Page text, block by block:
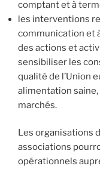
comptant et à
les interventions
communication et
des actions et
sensibiliser les
qualité de l’Union
alimentation
marchés.
Les organisations
associations
opérationnels